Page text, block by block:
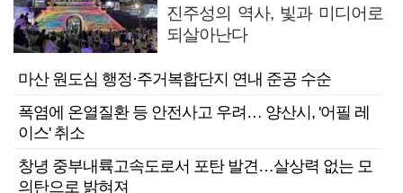
진주성의 역사, 빛과 미디어로
되살아난다
마산 원도심 행정·주거복합단지 연내 준공 수순
폭염에 온열질환 등 안전사고 우려… 양산시, '어필 레
이스' 취소
창녕 중부내륙고속도로서 포탄 발견…살상력 없는 모
의탄으로 밝혀져